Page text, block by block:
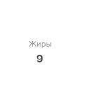
Жиры
9